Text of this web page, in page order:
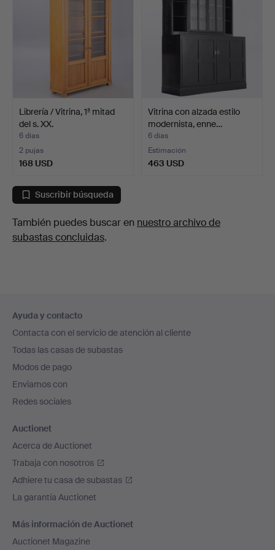
Librería / Vitrina, 1ª mitad
del s. XX.
6 días
2 pujas
168 USD
Vitrina con alzada estilo
modernista, enne…
6 días
Estimación
463 USD
Suscribir búsqueda
También puedes buscar en nuestro archivo de
subastas concluidas.
en
el
pie
de
página
Ayuda y contacto
Contacta con el servicio de atención al cliente
Todas las casas de subastas
Modos de pago
Enviamos con
Redes sociales
Auctionet
Acerca de Auctionet
Trabaja con nosotros
Adhiere tu casa de subastas
La garantía Auctionet
Más información de Auctionet
Auctionet Magazine